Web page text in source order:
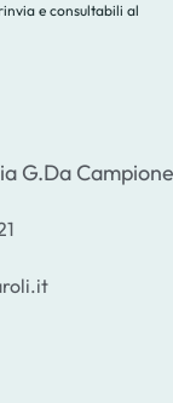
e consultabili al
G.Da